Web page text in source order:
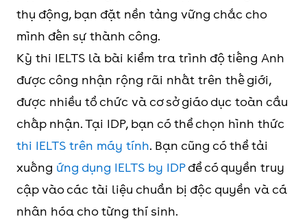
thụ động, bạn đặt nền tảng vững chắc cho
mình đến sự thành công.
Kỳ thi IELTS là bài kiểm tra trình độ tiếng Anh
được công nhận rộng rãi nhất trên thế giới,
được nhiều tổ chức và cơ sở giáo dục toàn cầu
chấp nhận. Tại IDP, bạn có thể chọn hình thức
thi IELTS trên máy tính. Bạn cũng có thể tải
xuống ứng dụng IELTS by IDPđể có quyền truy
cập vào các tài liệu chuẩn bị độc quyền và cá
nhân hóa cho từng thí sinh.